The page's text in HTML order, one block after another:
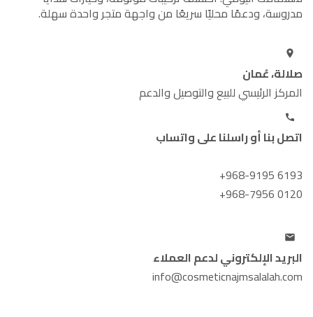
مدروسة، ودعمًا محليًا سريعًا من واجهة متجر واحدة سهلة.
صلالة، عُمان
المركز الرئيسي للبيع والتوصيل والدعم
اتصل بنا أو راسلنا على واتساب
+968-9195 6193
+968-7956 0120
البريد الإلكتروني لدعم العملاء
info@cosmeticnajmsalalah.com